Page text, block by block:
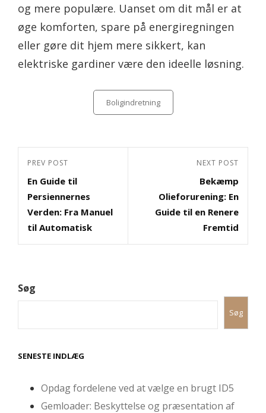
og mere populære. Uanset om dit mål er at
øge komforten, spare på energiregningen
eller gøre dit hjem mere sikkert, kan
elektriske gardiner være den ideelle løsning.
Categories
Boligindretning
Indlægsnavigation
Previous
Post
PREV POST
En Guide til
Persiennernes
Verden: Fra Manuel
til Automatisk
NEXT POST
Bekæmp
Olieforurening: En
Guide til en Renere
Fremtid
Søg
Søg
SENESTE INDLÆG
Opdag fordelene ved at vælge en brugt ID5
Gemloader: Beskyttelse og præsentation af